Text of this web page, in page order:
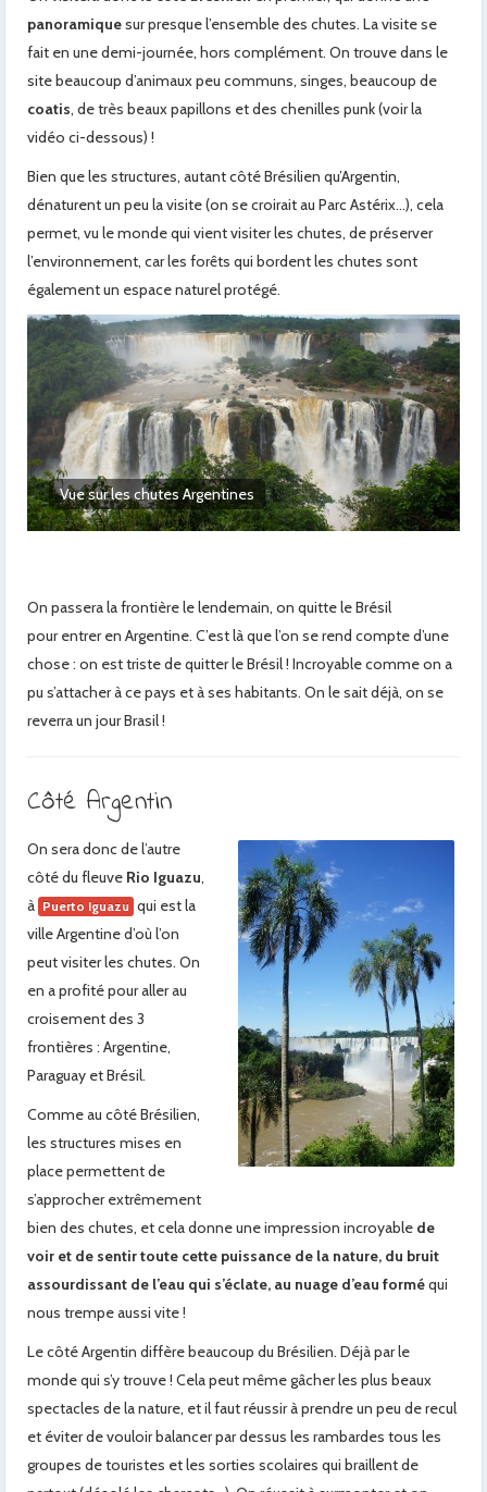
panoramiquesur presque l’ensemble des chutes. La visite se
fait en une demi-journée, hors complément. On trouve dans le
site beaucoup d’animaux peu communs, singes, beaucoup de
coatis, de très beaux papillons et des chenilles punk (voir la
vidéo ci-dessous) !
Bien que les structures, autant côté Brésilien qu’Argentin,
dénaturent un peu la visite (on se croirait au Parc Astérix…), cela
permet, vu le monde qui vient visiter les chutes, de préserver
l’environnement, car les forêts qui bordent les chutes sont
également un espace naturel protégé.
Les chutes côté Brésilien
On passera la frontière le lendemain, on quitte le Brésil
pour entrer en Argentine. C’est là que l’on se rend compte d’une
chose : on est triste de quitter le Brésil ! Incroyable comme on a
pu s’attacher à ce pays et à ses habitants. On le sait déjà, on se
reverra un jour Brasil !
Côté Argentin
On sera donc de l’autre
côté du fleuve Rio Iguazu,
à Puerto Iguazu qui est la
ville Argentine d’où l’on
peut visiter les chutes. On
en a profité pour aller au
croisement des 3
frontières : Argentine,
Paraguay et Brésil.
Comme au côté Brésilien,
les structures mises en
place permettent de
s’approcher extrêmement
bien des chutes, et cela donne une impression incroyable de
voir et de sentir toute cette puissance de la nature, du bruit
assourdissant de l’eau qui s’éclate, au nuage d’eau forméqui
nous trempe aussi vite !
Le côté Argentin diffère beaucoup du Brésilien. Déjà par le
monde qui s’y trouve ! Cela peut même gâcher les plus beaux
spectacles de la nature, et il faut réussir à prendre un peu de recul
et éviter de vouloir balancer par dessus les rambardes tous les
groupes de touristes et les sorties scolaires qui braillent de